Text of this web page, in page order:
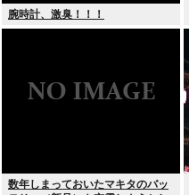
腕時計、激臭！！！
数年しまっておいたマキタのバッ